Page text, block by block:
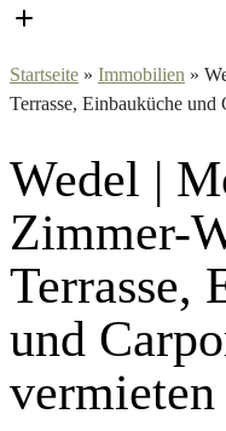
Startseite » Immobilien »
Terrasse, Einbauküche
Wedel |
Zimmer-
Terrasse,
und
vermieten